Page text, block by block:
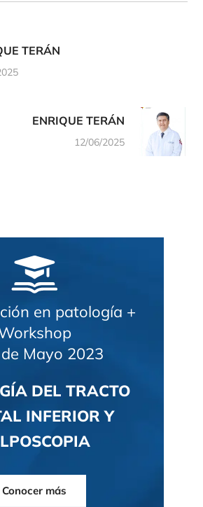
TERÁN
ENRIQUE TERÁN
12/06/2025
en patología +
Mayo 2023
DEL TRACTO
INFERIOR Y
Conocer más